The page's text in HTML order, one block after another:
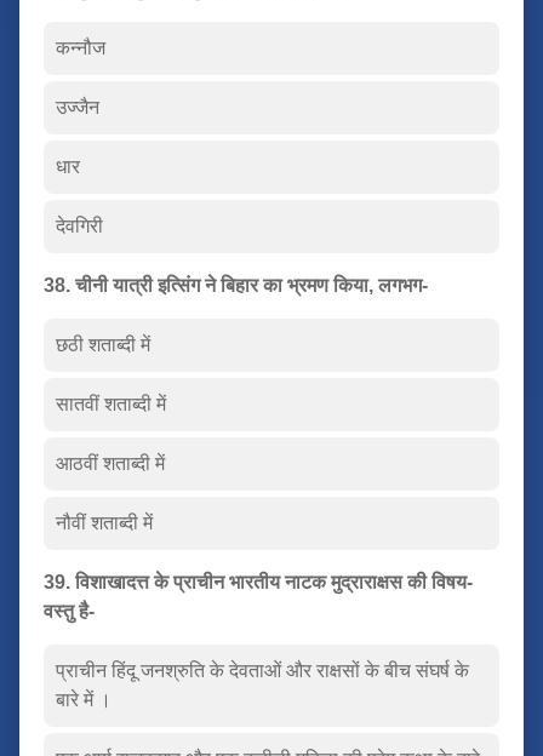
कन्नौज
उज्जैन
धार
देवगिरी
38. चीनी यात्री इत्सिंग ने बिहार का भ्रमण किया, लगभग-
छठी शताब्दी में
सातवीं शताब्दी में
आठवीं शताब्दी में
नौवीं शताब्दी में
39. विशाखादत्त के प्राचीन भारतीय नाटक मुद्राराक्षस की विषय-
वस्तु है-
प्राचीन हिंदू जनश्रुति के देवताओं और राक्षसों के बीच संघर्ष के
बारे में ।